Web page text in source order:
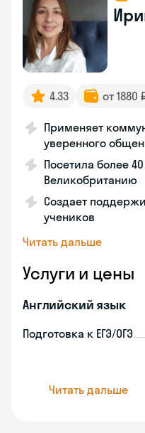
4.33 от 1880
Применяет
уверенного
Посетила более
Великобританию
Создает
учеников
Читать дальше
Услуги и цены
Английский язык
Подготовка к ЕГЭ/ОГЭ
Читать дальше